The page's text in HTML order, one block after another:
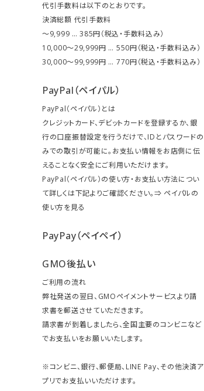
代引手数料は以下のとおりです。
決済総額 代引手数料
～9,999 … 385円（税込・手数料込み）
10,000～29,999円 … 550円（税込・手数料込み）
30,000～99,999円 … 770円（税込・手数料込み）
PayPal（ペイパル）
PayPal（ペイパル）とは
クレジットカード、デビットカードを登録するか、銀
行の口座振替設定を行うだけで、IDとパスワードの
みでの取引が可能に。お支払い情報をお店側に伝
えることなく安全にご利用いただけます。
PayPal（ペイパル）の使い方・お支払い方法につい
て詳しくは下記よりご確認ください。⇒ ペイパルの
使い方を見る
PayPay（ペイペイ）
GMO後払い
ご利用の流れ
弊社発送の翌日、GMOペイメントサービスより請
求書を郵送させていただきます。
請求書が到着しましたら、全国主要のコンビニなど
でお支払いをお願いいたします。
※コンビニ、銀行、郵便局、LINE Pay、その他決済ア
プリでお支払いいただけます。